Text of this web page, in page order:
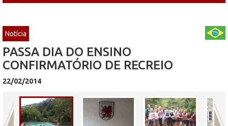
Notícia
PASSA DIA DO ENSINO
CONFIRMATÓRIO DE RECREIO
22/02/2014